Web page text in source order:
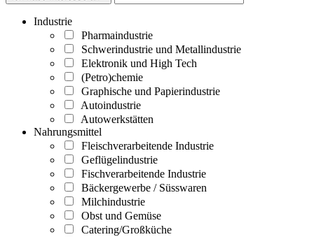
Industrie
Pharmaindustrie
Schwerindustrie und Metallindustrie
Elektronik und High Tech
(Petro)chemie
Graphische und Papierindustrie
Autoindustrie
Autowerkstätten
Nahrungsmittel
Fleischverarbeitende Industrie
Geflügelindustrie
Fischverarbeitende Industrie
Bäckergewerbe / Süsswaren
Milchindustrie
Obst und Gemüse
Catering/Großküche